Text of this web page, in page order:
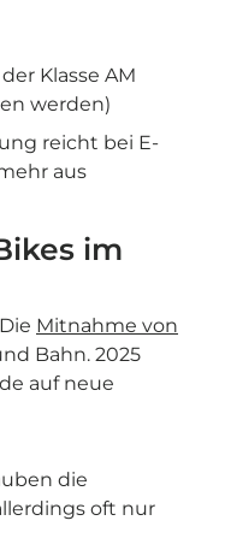
Klasse AM
werden)
reicht bei E-
aus
im
Mitnahme von
Bahn. 2025
auf neue
die
oft nur